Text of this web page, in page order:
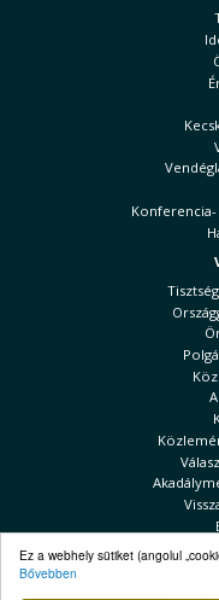
Ez a webhely sütiket (angolul
Bővebben